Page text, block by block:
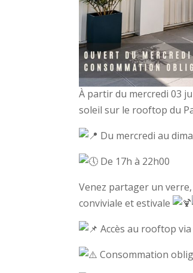
À partir du mercredi 03
soleil sur le rooftop du
Du mercredi au
De 17h à 22h00
Venez partager un
conviviale et estivale
Accès au rooftop via
Consommation